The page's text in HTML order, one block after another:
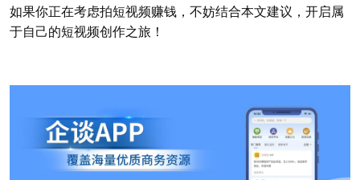
如果你正在考虑拍短视频赚钱，不妨结合本文建议，开启属
于自己的短视频创作之旅！